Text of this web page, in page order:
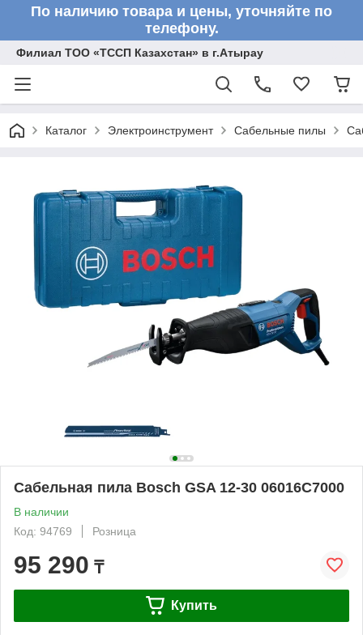
По наличию товара и цены, уточняйте по
телефону.
Филиал ТОО «ТССП Казахстан» в г.Атырау
Каталог Электроинструмент Сабельные пилы
Сабельная пила Bosch GSA 12-30 06016C7000
В наличии
Код: 94769
Розница
95 290 ₸
Купить